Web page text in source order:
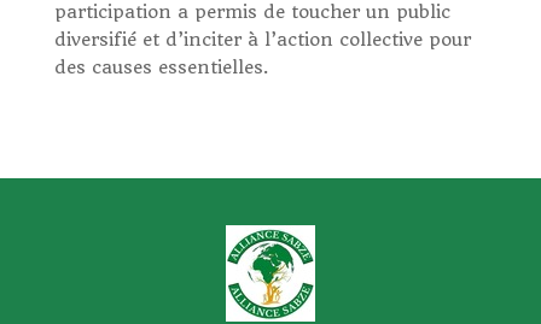
participation a permis de toucher un public
diversifié et d’inciter à l’action collective pour
des causes essentielles.